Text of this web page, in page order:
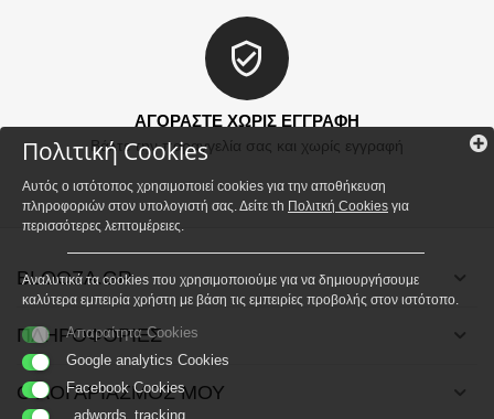
ΑΓΟΡΑΣΤΕ ΧΩΡΙΣ ΕΓΓΡΑΦΗ
Βάλτε την παραγγελία σας και χωρίς εγγραφή
BLOOZA.GR
ΠΛΗΡΟΦΟΡΙΕΣ
Ο ΛΟΓΑΡΙΑΣΜΟΣ ΜΟΥ
Πολιτική Cookies
Αυτός ο ιστότοπος χρησιμοποιεί cookies για την αποθήκευση
πληροφοριών στον υπολογιστή σας. Δείτε τh Πολιτκή Cookies για
περισσότερες λεπτομέρειες.
Αναλυτικά τα cookies που χρησιμοποιούμε για να δημιουργήσουμε
καλύτερα εμπειρία χρήστη με βάση τις εμπειρίες προβολής στον ιστότοπο.
Απαραίτητα Cookies
Google analytics Cookies
Facebook Cookies
_adwords_tracking